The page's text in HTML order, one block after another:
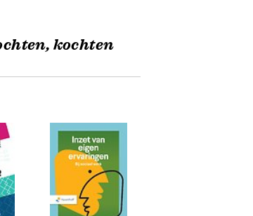
kochten